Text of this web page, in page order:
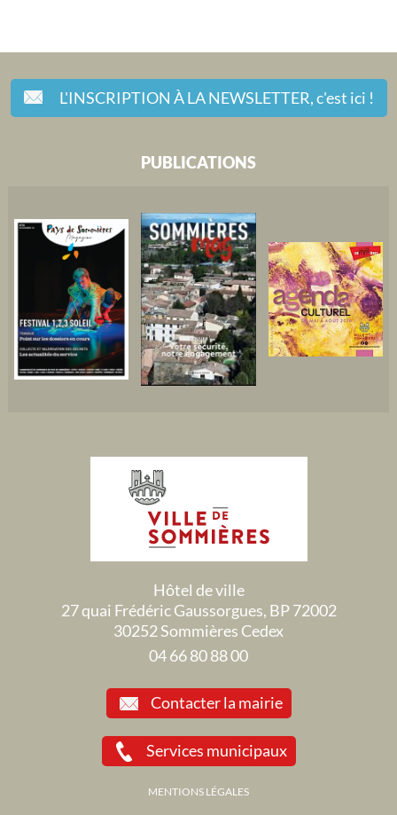
L'INSCRIPTION À LA NEWSLETTER,c'est ici !
PUBLICATIONS
Hôtel de ville
27 quai Frédéric Gaussorgues, BP 72002
30252 Sommières Cedex
04 66 80 88 00
Contacter la mairie
Services municipaux
MENTIONS LÉGALES